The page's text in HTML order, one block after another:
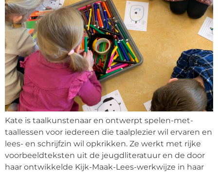
Kate is taalkunstenaar en ontwerpt spelen-met-
taallessen voor iedereen die taalplezier wil ervaren en
lees- en schrijfzin wil opkrikken. Ze werkt met rijke
voorbeeldteksten uit de jeugdliteratuur en de door
haar ontwikkelde Kijk-Maak-Lees-werkwijze in haar